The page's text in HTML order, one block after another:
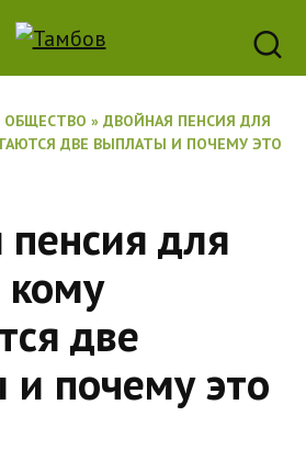
ОБЩЕСТВО » ДВОЙНАЯ ПЕНСИЯ ДЛЯ
ДВЕ ВЫПЛАТЫ И ПОЧЕМУ ЭТО
для
кому
две
почему это